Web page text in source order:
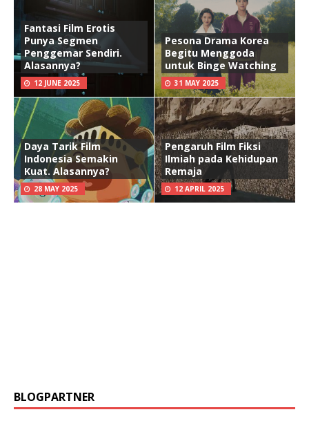
Fantasi Film Erotis
Punya Segmen
Penggemar Sendiri.
Alasannya?
12 JUNE 2025
Pesona Drama Korea
Begitu Menggoda
untuk Binge Watching
31 MAY 2025
Daya Tarik Film
Indonesia Semakin
Kuat. Alasannya?
28 MAY 2025
Pengaruh Film Fiksi
Ilmiah pada Kehidupan
Remaja
12 APRIL 2025
BLOGPARTNER